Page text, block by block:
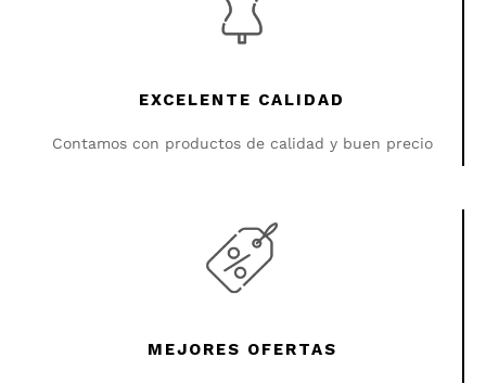
EXCELENTE CALIDAD
Contamos con productos de calidad y buen precio
MEJORES OFERTAS